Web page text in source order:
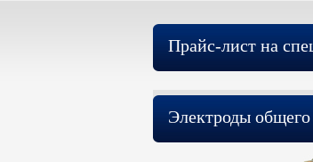
Прайс-лист на
Электроды общего